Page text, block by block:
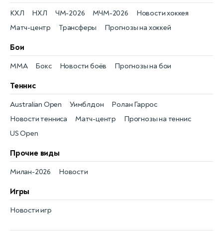
Новости хоккея
КХЛ
Матч-центр
НХЛ
Трансферы
ЧМ-2026
Прогнозы на хоккей
МЧМ-2026
Бои
Новости боёв
MMA Прогнозы на бои
Бокс
Теннис
Новости тенниса
Australian Open
Матч-центр
Уимблдон
Прогнозы на теннис
Ролан Гаррос
US Open
Прочие виды
Новости
Милан-2026
Игры
Новости игр